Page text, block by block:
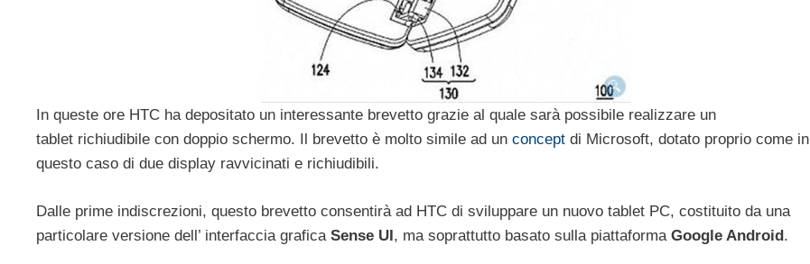
In queste ore HTC ha depositato un interessante brevetto grazie al quale sarà possibile realizzare un
tablet richiudibile con doppio schermo. Il brevetto è molto simile ad un concept di Microsoft, dotato proprio come in
questo caso di due display ravvicinati e richiudibili.
Dalle prime indiscrezioni, questo brevetto consentirà ad HTC di sviluppare un nuovo tablet PC, costituito da una
particolare versione dell’ interfaccia grafica Sense UI, ma soprattutto basato sulla piattaforma Google Android.